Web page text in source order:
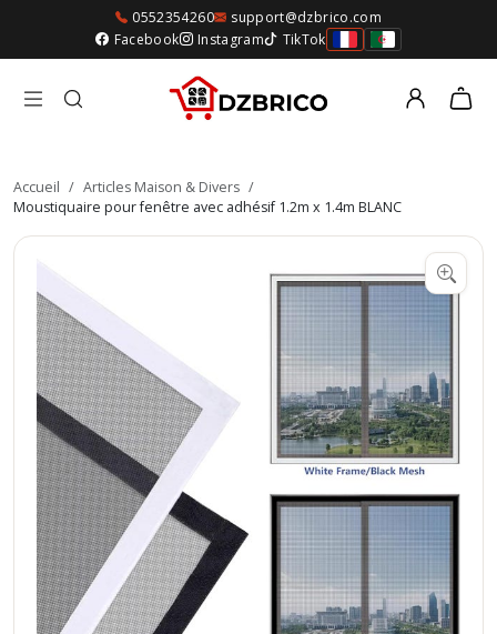
0552354260
support@dzbrico.com
Facebook
Instagram TikTok
Accueil / Articles Maison & Divers /
Moustiquaire pour fenêtre avec adhésif 1.2m x 1.4m BLANC